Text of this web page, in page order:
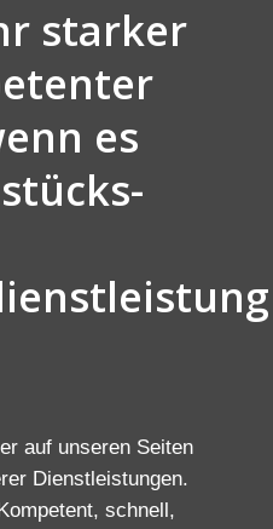
starker
es
auf unseren Seiten
Dienstleistungen.
schnell,